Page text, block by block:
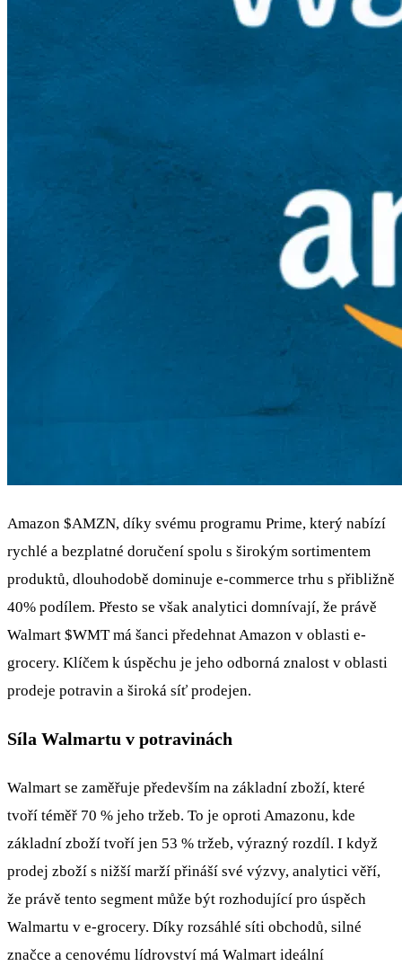
Amazon $AMZN, díky svému programu Prime, který nabízí
rychlé a bezplatné doručení spolu s širokým sortimentem
produktů, dlouhodobě dominuje e-commerce trhu s přibližně
40% podílem. Přesto se však analytici domnívají, že právě
Walmart $WMTmá šanci předehnat Amazon v oblasti e-
grocery. Klíčem k úspěchu je jeho odborná znalost v oblasti
prodeje potravin a široká síť prodejen.
Síla Walmartu v potravinách
Walmart se zaměřuje především na základní zboží, které
tvoří téměř 70 % jeho tržeb. To je oproti Amazonu, kde
základní zboží tvoří jen 53 % tržeb, výrazný rozdíl. I když
prodej zboží s nižší marží přináší své výzvy, analytici věří,
že právě tento segment může být rozhodující pro úspěch
Walmartu v e-grocery. Díky rozsáhlé síti obchodů, silné
značce a cenovému lídrovství má Walmart ideální